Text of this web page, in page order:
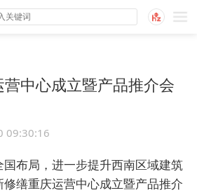
中心成立暨产品推介会
09:30:16
布局，进一步提升西南区域建筑
缮重庆运营中心成立暨产品推介